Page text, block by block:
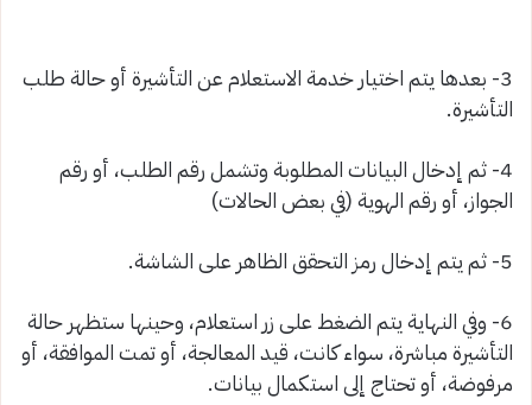
3- بعدها يتم اختيار خدمة الاستعلام عن التأشيرة أو حالة طلب
التأشيرة.
4- ثم إدخال البيانات المطلوبة وتشمل رقم الطلب، أو رقم
الجواز، أو رقم الهوية (في بعض الحالات)
5- ثم يتم إدخال رمز التحقق الظاهر على الشاشة.
6- وفي النهاية يتم الضغط على زر استعلام، وحينها ستظهر حالة
التأشيرة مباشرة، سواء كانت، قيد المعالجة، أو تمت الموافقة، أو
مرفوضة، أو تحتاج إلى استكمال بيانات.